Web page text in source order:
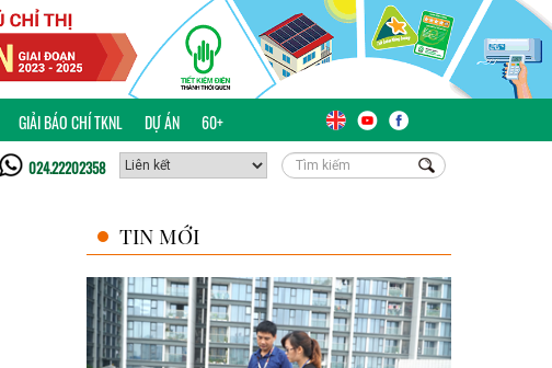
GIẢI BÁO CHÍ TKNL DỰ ÁN 60+
024.22202358
TIN MỚI